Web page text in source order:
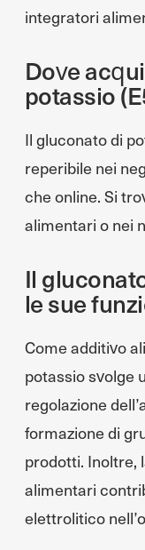
integratori
Dove
potassio
Il gluconato di
reperibile nei
che online. Si
alimentari o nei
Il
le sue
Come additivo
potassio svolge
regolazione
formazione di
prodotti. Inoltre,
alimentari
elettrolitico